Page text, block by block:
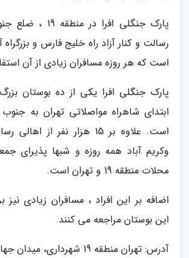
پارک جنگلی افرا
رسالت و کنار آزاد راه خلیج فارس و بزرگراه
است که هر روزه مسافران زیادی از آن
پارک جنگلی افرا یکی از ده بوستان
ابتدای شاهراه مواصلاتی تهران به جنوب
است. علاوه بر 15 هزار نفر از
وکریم آباد همه روزه و شبها پذیرای
محلات منطقه 19 و تهران است.
اضافه بر این افراد ، مسافران زیادی نیز
این بوستان مراجعه می کنند.
آدرس: تهران منطقه 19 شهرداری، میدان جهاد